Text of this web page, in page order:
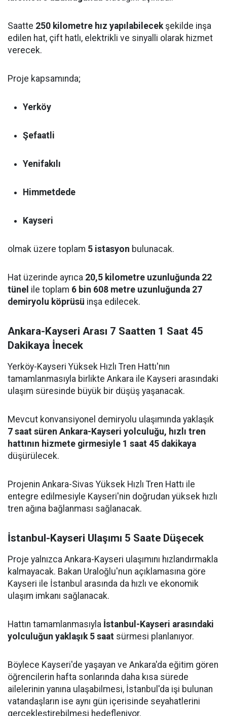
Saatte 250 kilometre hız yapılabilecekşekilde inşa
edilen hat, çift hatlı, elektrikli ve sinyalli olarak hizmet
verecek.
Proje kapsamında;
Yerköy
Şefaatli
Yenifakılı
Himmetdede
Kayseri
olmak üzere toplam 5 istasyon bulunacak.
Hat üzerinde ayrıca 20,5 kilometre uzunluğunda 22
tünel ile toplam 6 bin 608 metre uzunluğunda 27
demiryolu köprüsü inşa edilecek.
Ankara-Kayseri Arası 7 Saatten 1 Saat 45
Dakikaya İnecek
Yerköy-Kayseri Yüksek Hızlı Tren Hattı'nın
tamamlanmasıyla birlikte Ankara ile Kayseri arasındaki
ulaşım süresinde büyük bir düşüş yaşanacak.
Mevcut konvansiyonel demiryolu ulaşımında yaklaşık
7 saat süren Ankara-Kayseri yolculuğu, hızlı tren
hattının hizmete girmesiyle 1 saat 45 dakikaya
düşürülecek.
Projenin Ankara-Sivas Yüksek Hızlı Tren Hattı ile
entegre edilmesiyle Kayseri'nin doğrudan yüksek hızlı
tren ağına bağlanması sağlanacak.
İstanbul-Kayseri Ulaşımı 5 Saate Düşecek
Proje yalnızca Ankara-Kayseri ulaşımını hızlandırmakla
kalmayacak. Bakan Uraloğlu'nun açıklamasına göre
Kayseri ile İstanbul arasında da hızlı ve ekonomik
ulaşım imkanı sağlanacak.
Hattın tamamlanmasıyla İstanbul-Kayseri arasındaki
yolculuğun yaklaşık 5 saat sürmesi planlanıyor.
Böylece Kayseri'de yaşayan ve Ankara'da eğitim gören
öğrencilerin hafta sonlarında daha kısa sürede
ailelerinin yanına ulaşabilmesi, İstanbul'da işi bulunan
vatandaşların ise aynı gün içerisinde seyahatlerini
gerçekleştirebilmesi hedefleniyor.